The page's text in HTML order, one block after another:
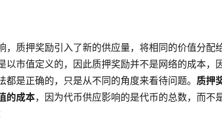
，质押奖励引入了新的供应量，将相同的价值分配
以市值定义的，因此质押奖励并不是网络的成本，
是正确的，只是从不同的角度来看待问题。 质押
的成本，因为代币供应影响的是代币的总数，而不